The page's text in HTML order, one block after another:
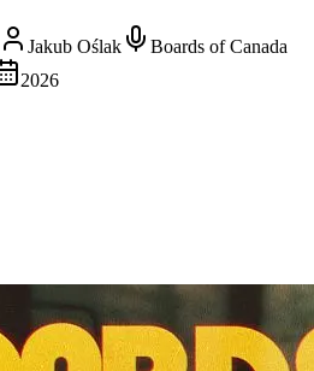
Jakub Oślak
Boards of Canada
2026